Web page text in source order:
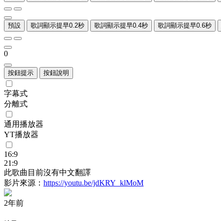
預設 歌詞顯示提早0.2秒 歌詞顯示提早0.4秒 歌詞顯示提早0.6秒
0
按鈕提示 按鈕說明
字幕式
分離式
通用播放器
YT播放器
16:9
21:9
此歌曲目前沒有中文翻譯
影片來源： https://youtu.be/jdKRY_klMoM
2年前